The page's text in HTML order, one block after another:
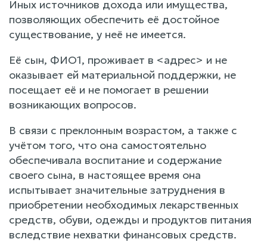
Иных источников дохода или имущества,
позволяющих обеспечить её достойное
существование, у неё не имеется.
Её сын, ФИО1, проживает в <адрес> и не
оказывает ей материальной поддержки, не
посещает её и не помогает в решении
возникающих вопросов.
В связи с преклонным возрастом, а также с
учётом того, что она самостоятельно
обеспечивала воспитание и содержание
своего сына, в настоящее время она
испытывает значительные затруднения в
приобретении необходимых лекарственных
средств, обуви, одежды и продуктов питания
вследствие нехватки финансовых средств.